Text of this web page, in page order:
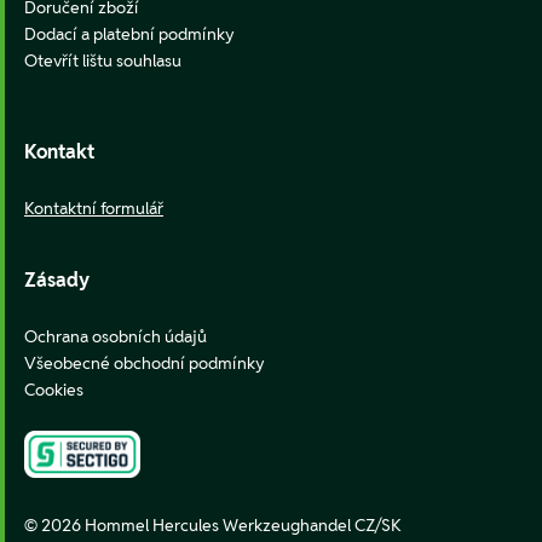
Doručení zboží
Dodací a platební podmínky
Otevřít lištu souhlasu
Kontakt
Kontaktní formulář
Zásady
Ochrana osobních údajů
Všeobecné obchodní podmínky
Cookies
© 2026 Hommel Hercules Werkzeughandel CZ/SK